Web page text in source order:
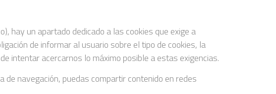
hay un apartado dedicado a las cookies que exige a
de informar al usuario sobre el tipo de cookies, la
intentar acercarnos lo máximo posible a estas exigencias.
navegación, puedas compartir contenido en redes